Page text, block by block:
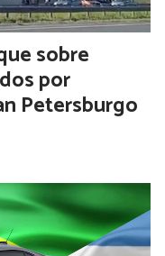
sobre
por
Petersburgo